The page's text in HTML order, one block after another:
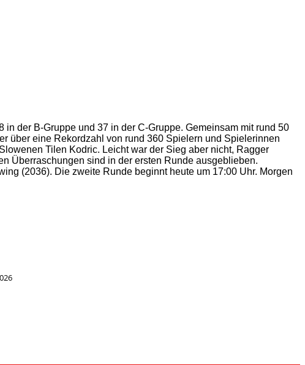
der B-Gruppe und 37 in der C-Gruppe. Gemeinsam mit rund 50
über eine Rekordzahl von rund 360 Spielern und Spielerinnen
Tilen Kodric. Leicht war der Sieg aber nicht, Ragger
Überraschungen sind in der ersten Runde ausgeblieben.
(2036). Die zweite Runde beginnt heute um 17:00 Uhr. Morgen